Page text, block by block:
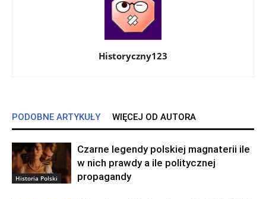
Historyczny123
PODOBNE ARTYKUŁY WIĘCEJ OD AUTORA
Historia Polski
Czarne legendy polskiej magnaterii ile
w nich prawdy a ile politycznej
propagandy